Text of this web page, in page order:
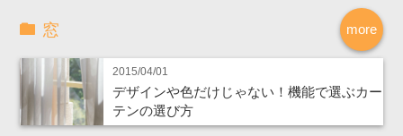
more
窓
2015/04/01
デザインや色だけじゃない！機能で選ぶカー
テンの選び方